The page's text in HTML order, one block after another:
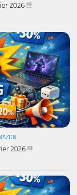
2026 !!!
2026 !!!